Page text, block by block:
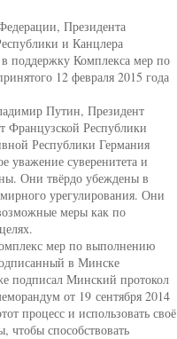
Президента
и Канцлера
поддержку Комплекса мер по
12 февраля 2015 года
Путин, Президент
Республики
Республики Германия
уважение суверенитета и
Они твёрдо убеждены в
урегулирования. Они
меры как по
мер по выполнению
в Минске
подписал Минский протокол
от 19 сентября 2014
процесс и использовать своё
чтобы способствовать